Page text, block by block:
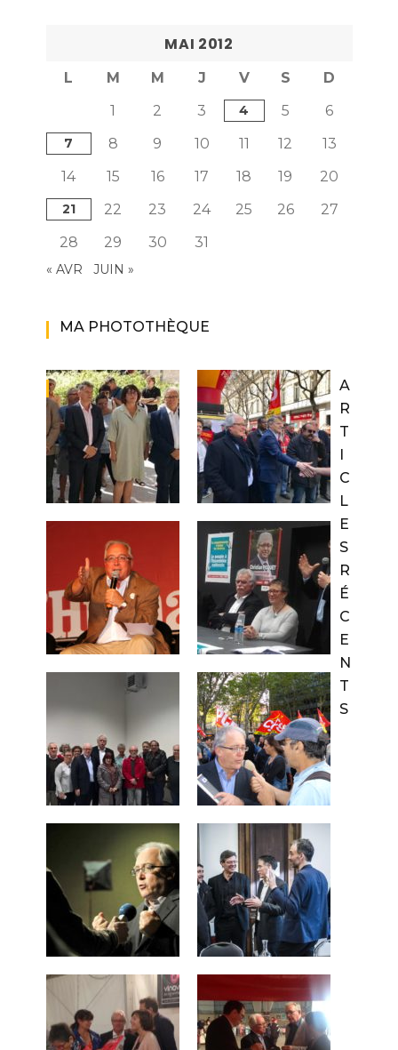
MAI 2012
L M M J V S
D
1
2 3 4 5 6
7 8 9 10 11 12
13
14
15 16 17 18 19 20
21 22 23 24 25 26
27
28
29 30 31
« AVR JUIN »
MA PHOTOTHÈQUE
A
R
T
I
C
L
E
S
R
É
C
E
N
T
S